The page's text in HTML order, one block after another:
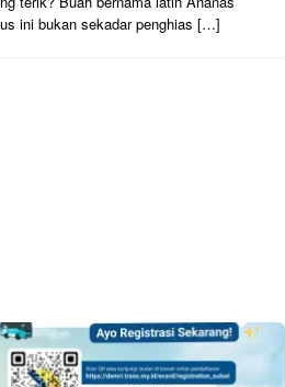
ini bukan sekadar penghias […]